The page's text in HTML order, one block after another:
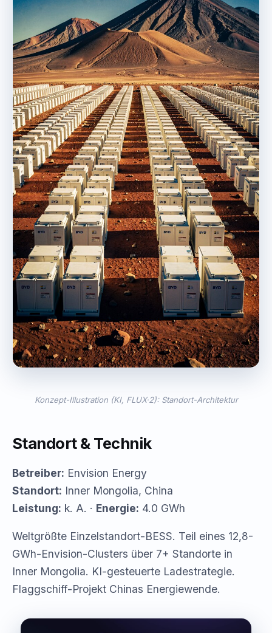
Konzept-Illustration (KI, FLUX·2): Standort-Architektur
Standort & Technik
Betreiber: Envision Energy
Standort: Inner Mongolia, China
Leistung: k. A. · Energie: 4.0 GWh
Weltgrößte Einzelstandort-BESS. Teil eines 12,8-
GWh-Envision-Clusters über 7+ Standorte in
Inner Mongolia. KI-gesteuerte Ladestrategie.
Flaggschiff-Projekt Chinas Energiewende.